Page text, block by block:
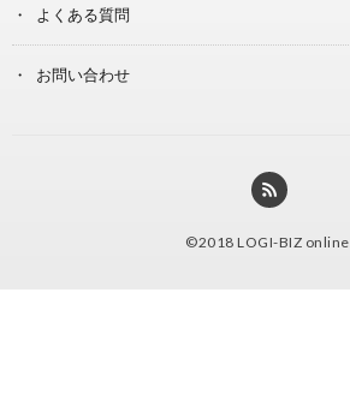
よくある質問
お問い合わせ
©2018 LOGI-BIZ online